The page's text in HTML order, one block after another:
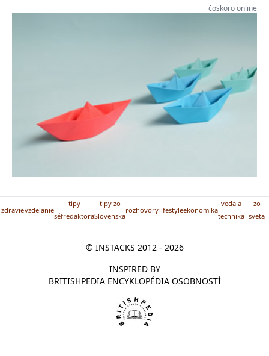
čoskoro online
zdravievzdelanie
tipy
séfredaktora
tipy zo
Slovenska
rozhovorylifestyleekonomika
veda a
technika
zo
sveta
© INSTACKS 2012 - 2026
INSPIRED BY
BRITISHPEDIA ENCYKLOPÉDIA OSOBNOSTÍ